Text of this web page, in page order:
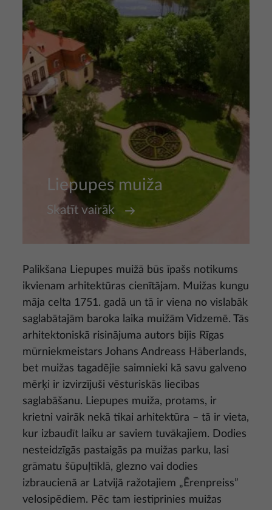
Liepupes muiža
Skatīt vairāk
Palikšana Liepupes muižā būs īpašs notikums
ikvienam arhitektūras cienītājam. Muižas kungu
māja celta 1751. gadā un tā ir viena no vislabāk
saglabātajām baroka laika muižām Vidzemē. Tās
arhitektoniskā risinājuma autors bijis Rīgas
mūrniekmeistars Johans Andreass Hāberlands,
bet muižas tagadējie saimnieki kā savu galveno
mērķi ir izvirzījuši vēsturiskās liecības
saglabāšanu. Liepupes muiža, protams, ir
krietni vairāk nekā tikai arhitektūra – tā ir vieta,
kur izbaudīt laiku ar saviem tuvākajiem. Dodies
nesteidzīgās pastaigās pa muižas parku, lasi
grāmatu šūpuļtīklā, glezno vai dodies
izbraucienā ar Latvijā ražotajiem „Ērenpreiss”
velosipēdiem. Pēc tam iestiprinies muižas